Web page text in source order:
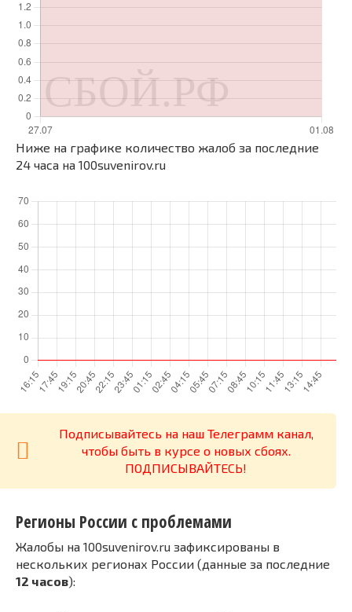
Ниже на графике количество жалоб за последние
24 часа на 100suvenirov.ru
Подписывайтесь на наш Телеграмм канал,
чтобы быть в курсе о новых сбоях.
ПОДПИСЫВАЙТЕСЬ!
Регионы России с проблемами
Жалобы на 100suvenirov.ru зафиксированы в
нескольких регионах России (данные за последние
12 часов):